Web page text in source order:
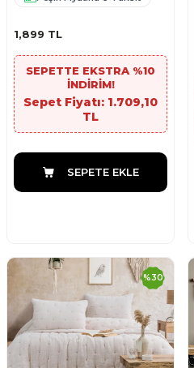
1,899 TL
SEPETTE EKSTRA %10
İNDİRİM!
Sepet Fiyatı: 1.709,10
TL
SEPETE EKLE
%30